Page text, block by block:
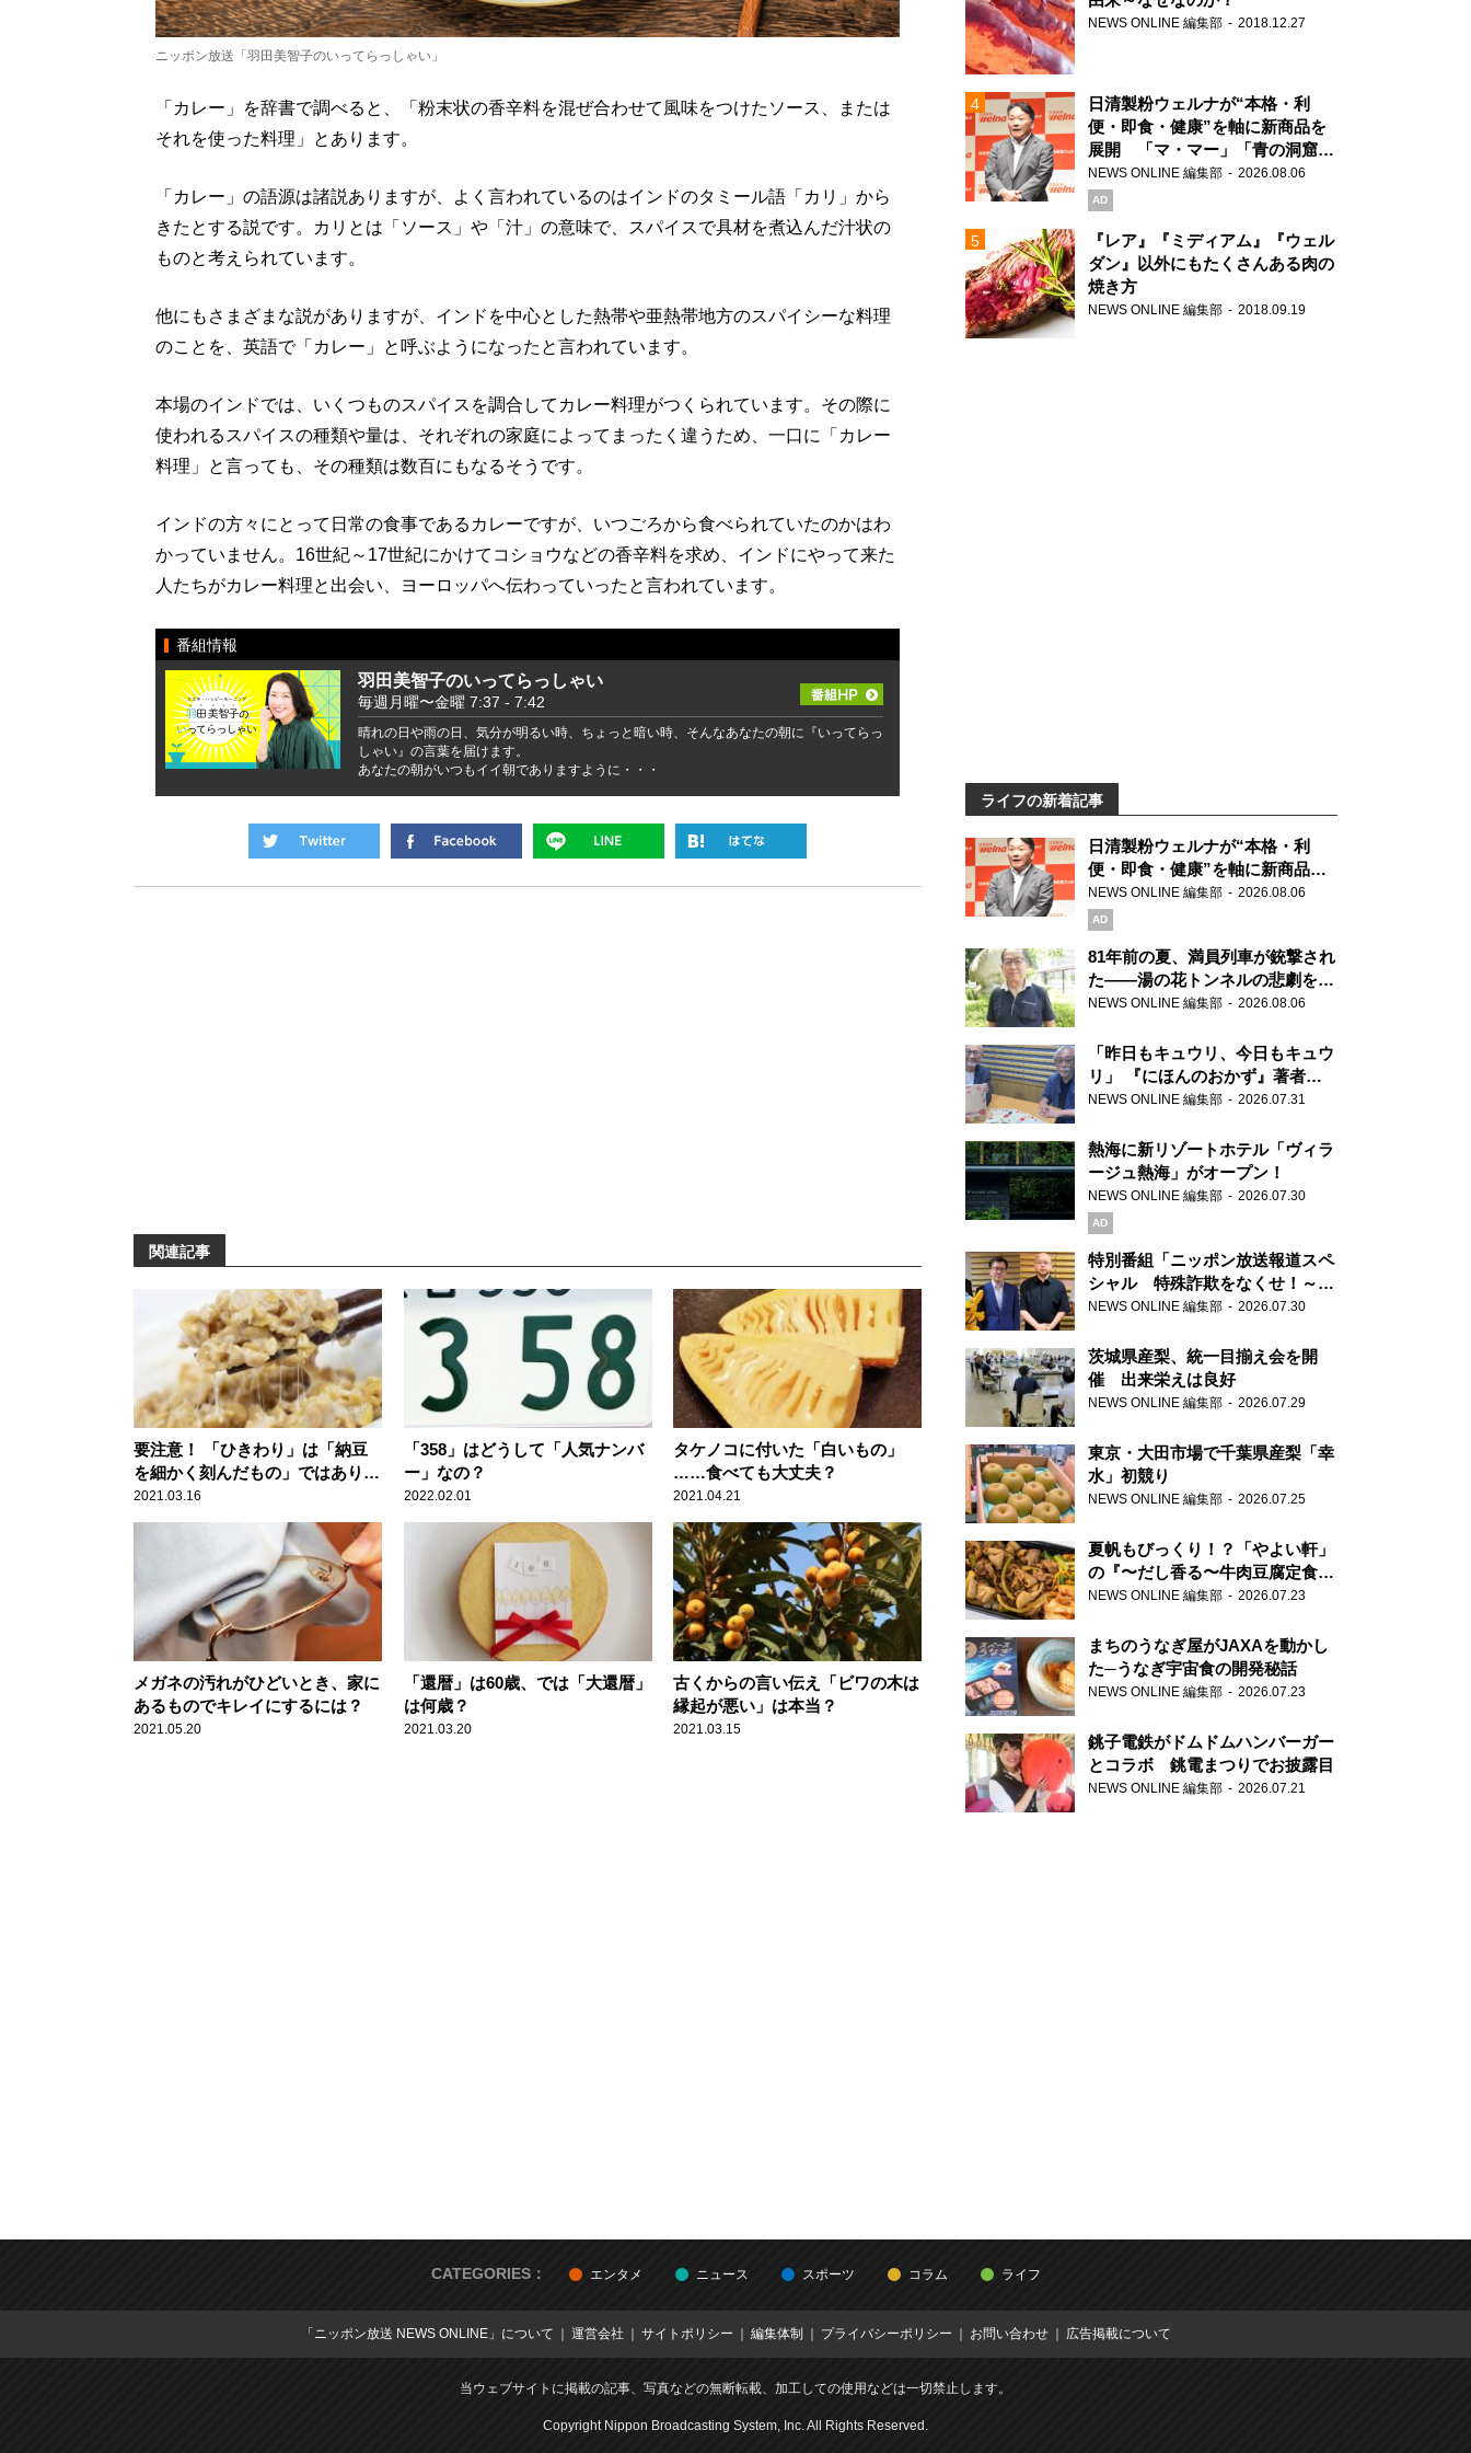
ニッポン放送「羽田美智子のいってらっしゃい」
「カレー」を辞書で調べると、「粉末状の香辛料を混ぜ合わせて風味をつけたソース、または
それを使った料理」とあります。
「カレー」の語源は諸説ありますが、よく言われているのはインドのタミール語「カリ」から
きたとする説です。カリとは「ソース」や「汁」の意味で、スパイスで具材を煮込んだ汁状の
ものと考えられています。
他にもさまざまな説がありますが、インドを中心とした熱帯や亜熱帯地方のスパイシーな料理
のことを、英語で「カレー」と呼ぶようになったと言われています。
本場のインドでは、いくつものスパイスを調合してカレー料理がつくられています。その際に
使われるスパイスの種類や量は、それぞれの家庭によってまったく違うため、一口に「カレー
料理」と言っても、その種類は数百にもなるそうです。
インドの方々にとって日常の食事であるカレーですが、いつごろから食べられていたのかはわ
かっていません。16世紀～17世紀にかけてコショウなどの香辛料を求め、インドにやって来た
人たちがカレー料理と出会い、ヨーロッパへ伝わっていったと言われています。
番組情報
羽田美智子のいってらっしゃい
毎週月曜〜金曜 7:37 - 7:42
晴れの日や雨の日、気分が明るい時、ちょっと暗い時、そんなあなたの朝に『いってらっ
しゃい』の言葉を届けます。
あなたの朝がいつもイイ朝でありますように・・・
関連記事
要注意！ 「ひきわり」は「納豆
を細かく刻んだもの」ではありま
せん
2021.03.16
「358」はどうして「人気ナンバ
ー」なの？
2022.02.01
タケノコに付いた「白いもの」
……食べても大丈夫？
2021.04.21
メガネの汚れがひどいとき、家に
あるものでキレイにするには？
2021.05.20
「還暦」は60歳、では「大還暦」
は何歳？
2021.03.20
古くからの言い伝え「ビワの木は
縁起が悪い」は本当？
2021.03.15
NEWS ONLINE 編集部 2018.12.27
日清製粉ウェルナが“本格・利
便・即食・健康”を軸に新商品を
展開 「マ・マー」「青の洞窟」
ブランドを強化
NEWS ONLINE 編集部 2026.08.06
『レア』『ミディアム』『ウェル
ダン』以外にもたくさんある肉の
焼き方
NEWS ONLINE 編集部 2018.09.19
ライフの新着記事
日清製粉ウェルナが“本格・利
便・即食・健康”を軸に新商品を
展開 「マ・マー」「青の洞窟」
ブランドを強化
NEWS ONLINE 編集部 2026.08.06
AD
81年前の夏、満員列車が銃撃され
た――湯の花トンネルの悲劇を語
り継ぐ男性
NEWS ONLINE 編集部 2026.08.06
「昨日もキュウリ、今日もキュウ
リ」 『にほんのおかず』著者が
見つけた家庭料理の知恵
NEWS ONLINE 編集部 2026.07.31
熱海に新リゾートホテル「ヴィラ
ージュ熱海」がオープン！
NEWS ONLINE 編集部 2026.07.30
AD
特別番組「ニッポン放送報道スペ
シャル 特殊詐欺をなくせ！～被
害者・加害者・警視庁が語るトク
NEWS ONLINE 編集部 2026.07.30
茨城県産梨、統一目揃え会を開
催 出来栄えは良好
NEWS ONLINE 編集部 2026.07.29
東京・大田市場で千葉県産梨「幸
水」初競り
NEWS ONLINE 編集部 2026.07.25
夏帆もびっくり！？「やよい軒」
の『〜だし香る〜牛肉豆腐定食』
が香り高すぎる
NEWS ONLINE 編集部 2026.07.23
まちのうなぎ屋がJAXAを動かし
た─うなぎ宇宙食の開発秘話
NEWS ONLINE 編集部 2026.07.23
銚子電鉄がドムドムハンバーガー
とコラボ 銚電まつりでお披露目
NEWS ONLINE 編集部 2026.07.21
CATEGORIES： エンタメ ニュース スポーツ コラム ライフ
「ニッポン放送 NEWS ONLINE」について 運営会社 サイトポリシー 編集体制 プライバシーポリシー お問い合わせ 広告掲載について
当ウェブサイトに掲載の記事、写真などの無断転載、加工しての使用などは一切禁止します。
Copyright Nippon Broadcasting System, Inc. All Rights Reserved.